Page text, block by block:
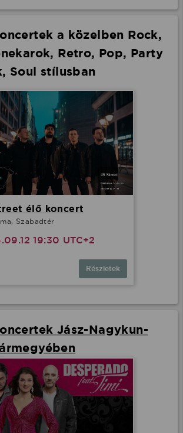
a közelben Rock,
Retro, Pop, Party
Soul stílusban
élő koncert
Szabadtér
19:30 UTC+2
Részletek
Jász-Nagykun-